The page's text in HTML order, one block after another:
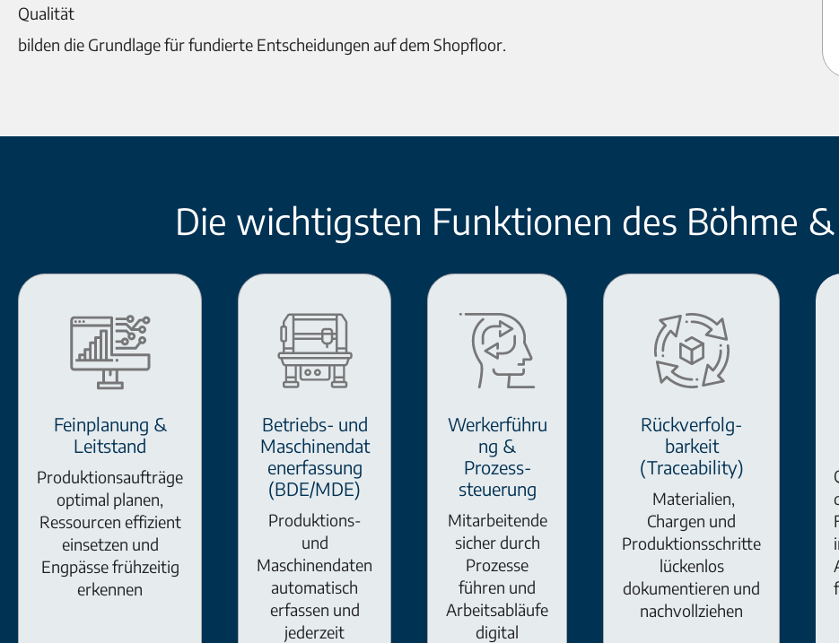
Qualität
bilden die Grundlage für fundierte Entscheidungen auf dem Shopfloor.
Die wichtigsten Funktionen des Böhme
Feinplanung &
Leitstand
Produktionsaufträge
optimal planen,
Ressourcen effizient
einsetzen und
Engpässe frühzeitig
erkennen
Betriebs- und
Maschinendat
enerfassung
(BDE/MDE)
Produktions-
und
Maschinendaten
automatisch
erfassen und
jederzeit
Werkerführu
ng &
Prozess-
steuerung
Mitarbeitende
sicher durch
Prozesse
führen und
Arbeitsabläufe
digital
Rückverfolg-
barkeit
(Traceability)
Materialien,
Chargen und
Produktionsschritte
lückenlos
dokumentieren und
nachvollziehen